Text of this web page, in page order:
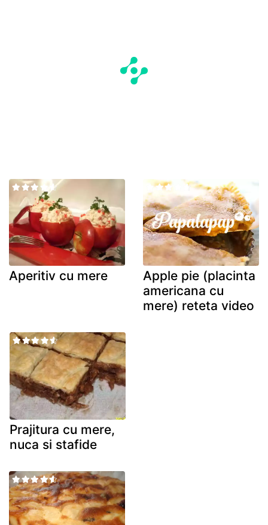
Aperitiv cu mere
Apple pie (placinta
americana cu
mere) reteta video
Prajitura cu mere,
nuca si stafide